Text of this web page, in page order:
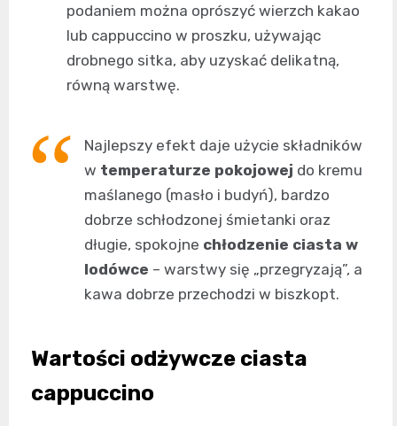
podaniem można oprószyć wierzch kakao
lub cappuccino w proszku, używając
drobnego sitka, aby uzyskać delikatną,
równą warstwę.
Najlepszy efekt daje użycie składników
w temperaturze pokojowej do kremu
maślanego (masło i budyń), bardzo
dobrze schłodzonej śmietanki oraz
długie, spokojne chłodzenie ciasta w
lodówce – warstwy się „przegryzają”, a
kawa dobrze przechodzi w biszkopt.
Wartości odżywcze ciasta
cappuccino